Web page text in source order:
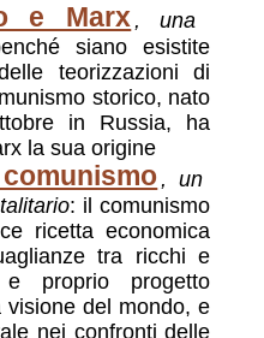
e Marx , una
siano esistite
teorizzazioni di
storico, nato
in Russia, ha
la sua origine
, un
: il comunismo
ricetta economica
tra ricchi e
proprio progetto
del mondo, e
nei confronti delle